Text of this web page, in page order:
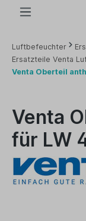
Luftbefeuchter
Ersatzteile Venta
Venta Oberteil
Venta
für LW